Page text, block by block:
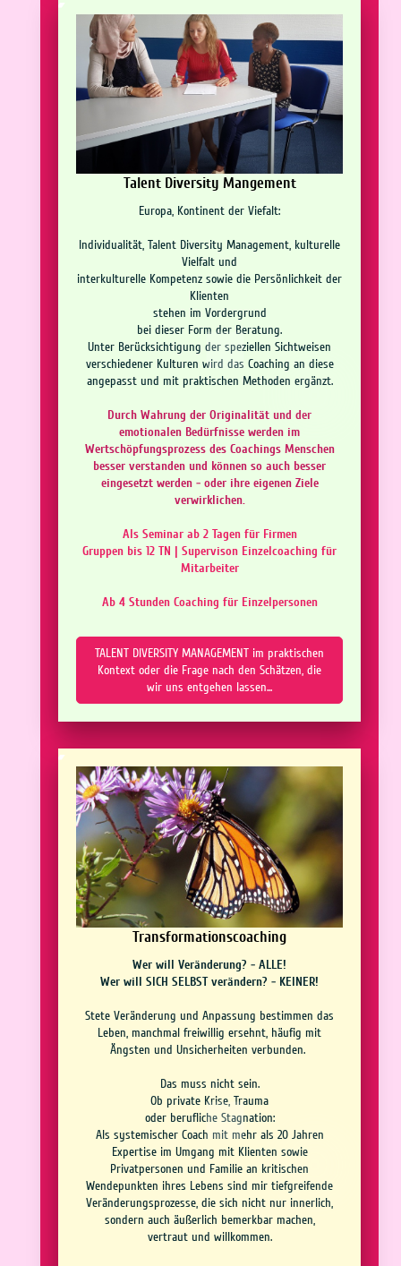
Talent Diversity Mangement
Europa, Kontinent der Viefalt:
Individualität, Talent Diversity Management, kulturelle
Vielfalt und
interkulturelle Kompetenz sowie die Persönlichkeit der
Klienten
stehen im Vordergrund
bei dieser Form der Beratung.
Unter Berücksichtigung der speziellen Sichtweisen
verschiedener Kulturen wird das Coaching an diese
angepasst und mit praktischen Methoden ergänzt.
Durch Wahrung der Originalität und der
emotionalen Bedürfnisse werden im
Wertschöpfungsprozess des Coachings Menschen
besser verstanden und können so auch besser
eingesetzt werden - oder ihre eigenen Ziele
verwirklichen.
Als Seminar ab 2 Tagen für Firmen
Gruppen bis 12 TN | Supervison Einzelcoaching für
Mitarbeiter
Ab 4 Stunden Coaching für Einzelpersonen
TALENT DIVERSITY MANAGEMENT im praktischen
Kontext oder die Frage nach den Schätzen, die
wir uns entgehen lassen...
Transformationscoaching
Wer will Veränderung? - ALLE!
Wer will SICH SELBST verändern? - KEINER!
Stete Veränderung und Anpassung bestimmen das
Leben, manchmal freiwillig ersehnt, häufig mit
Ängsten und Unsicherheiten verbunden.
Das muss nicht sein.
Ob private Krise, Trauma
oder berufliche Stagnation:
Als systemischer Coach mit mehr als 20 Jahren
Expertise im Umgang mit Klienten sowie
Privatpersonen und Familie an kritischen
Wendepunkten ihres Lebens sind mir tiefgreifende
Veränderungsprozesse, die sich nicht nur innerlich,
sondern auch äußerlich bemerkbar machen,
vertraut und willkommen.